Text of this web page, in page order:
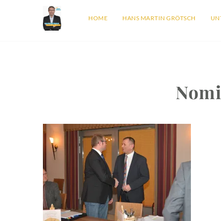
HOME HANS MARTIN GRÖTSCH